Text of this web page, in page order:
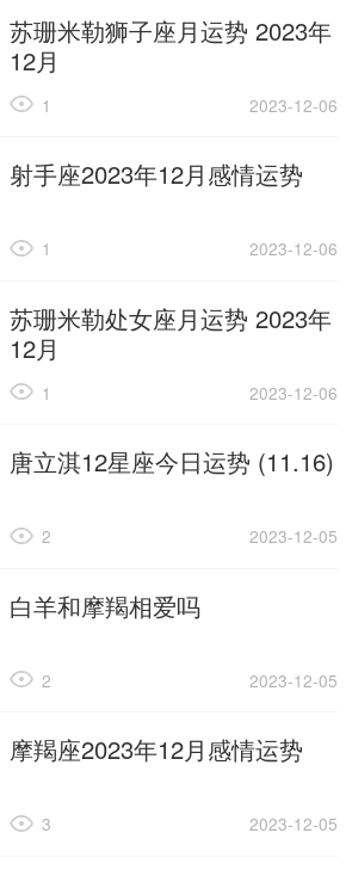
苏珊米勒狮子座月运势 2023年
12月
2023-12-06
1
射手座2023年12月感情运势
2023-12-06
1
苏珊米勒处女座月运势 2023年
12月
2023-12-06
1
唐立淇12星座今日运势 (11.16)
2023-12-05
2
白羊和摩羯相爱吗
2023-12-05
2
摩羯座2023年12月感情运势
2023-12-05
3